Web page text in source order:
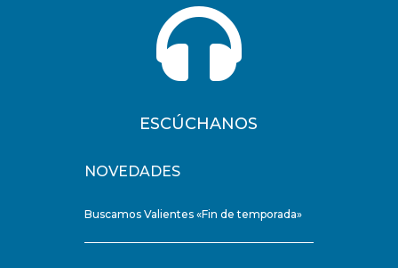

ESCÚCHANOS
NOVEDADES
Buscamos Valientes «Fin de temporada»